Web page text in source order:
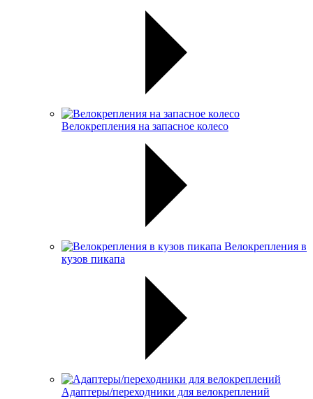
Велокрепления на запасное колесо
Велокрепления в
кузов пикапа
Адаптеры/переходники для велокреплений